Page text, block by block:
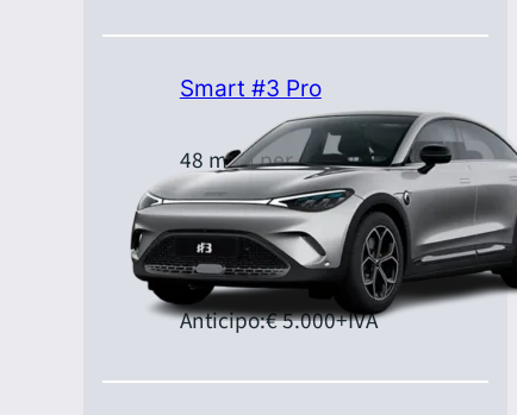
Smart #3 Pro
48 mesi per 40.000 km
Canone:€ 459,00+IVA/mese
Anticipo:€ 5.000+IVA